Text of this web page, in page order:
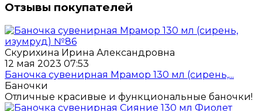
Отзывы покупателей
Скурихина Ирина Александровна
12 мая 2023 07:53
Баночка сувенирная Мрамор 130 мл (сирень,...
Баночки
Отличные красивые и функциональные баночки!